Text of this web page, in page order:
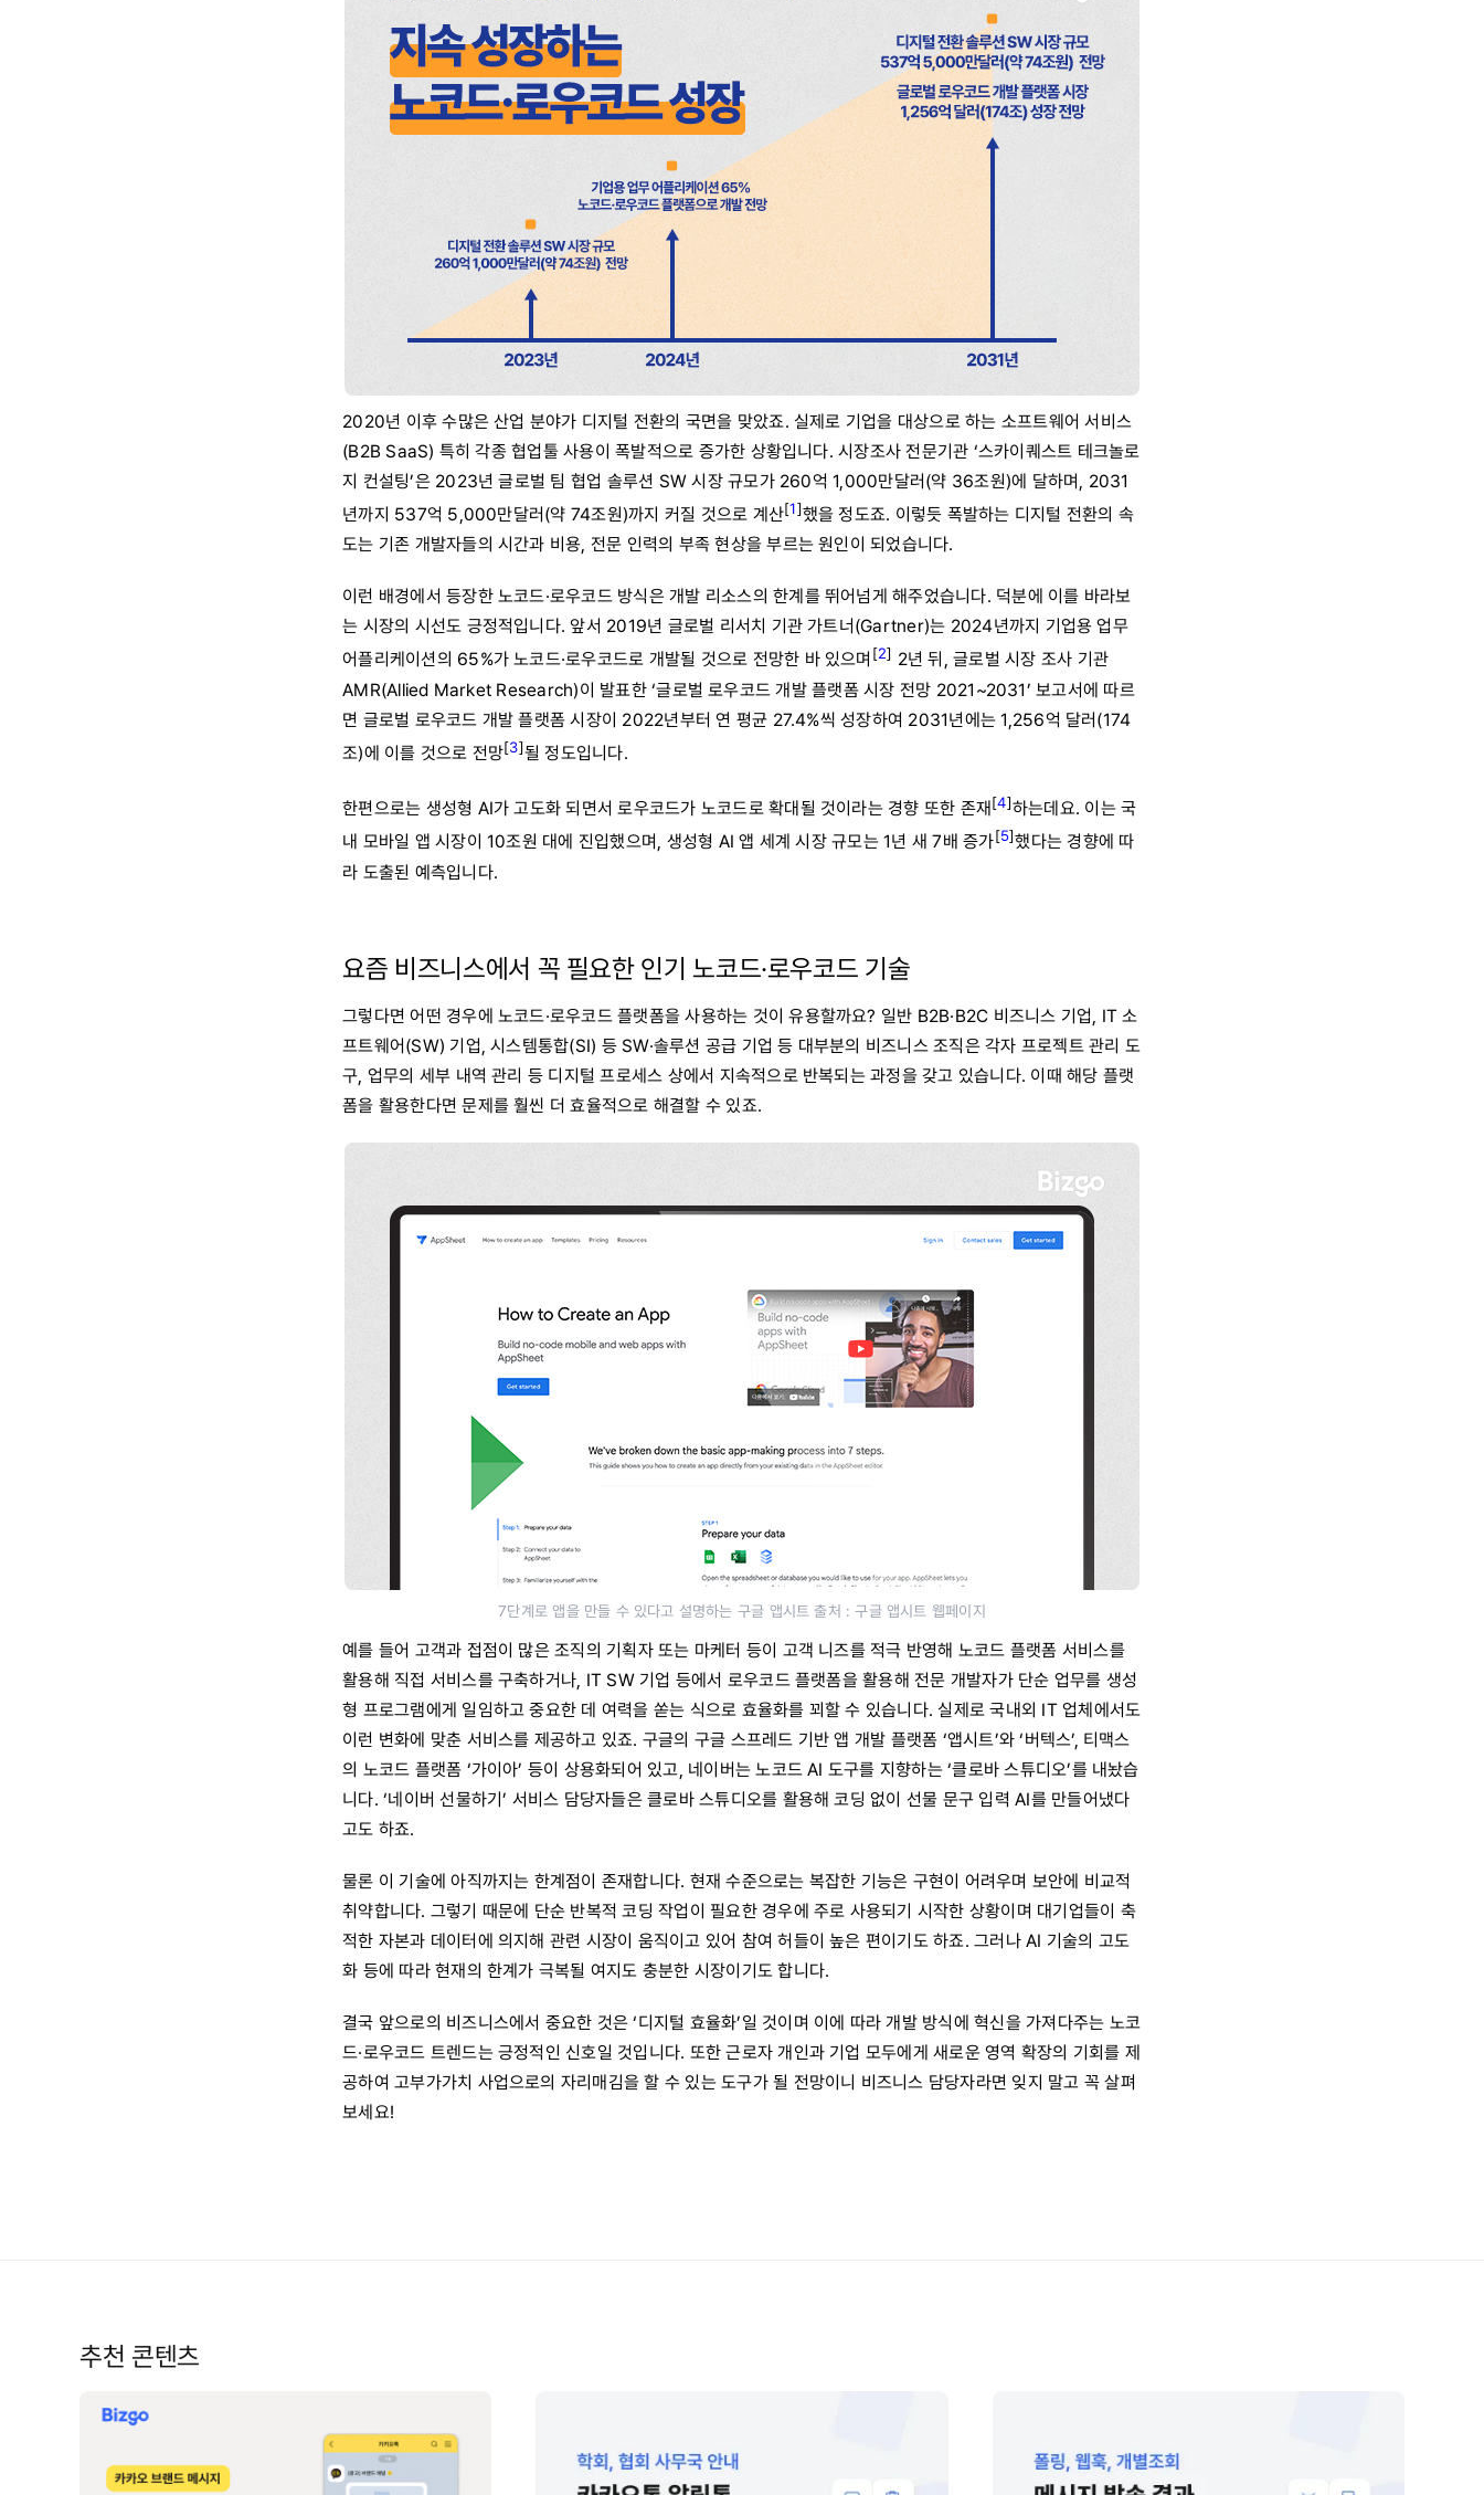
2020년 이후 수많은 산업 분야가 디지털 전환의 국면을 맞았죠. 실제로 기업을 대상으로 하는 소프트웨어 서비스
(B2B SaaS) 특히 각종 협업툴 사용이 폭발적으로 증가한 상황입니다. 시장조사 전문기관 ‘스카이퀘스트 테크놀로
지 컨설팅’은 2023년 글로벌 팀 협업 솔루션 SW 시장 규모가 260억 1,000만달러(약 36조원)에 달하며, 2031
년까지 537억 5,000만달러(약 74조원)까지 커질 것으로 계산[1]했을 정도죠. 이렇듯 폭발하는 디지털 전환의 속
도는 기존 개발자들의 시간과 비용, 전문 인력의 부족 현상을 부르는 원인이 되었습니다.
이런 배경에서 등장한 노코드·로우코드 방식은 개발 리소스의 한계를 뛰어넘게 해주었습니다. 덕분에 이를 바라보
는 시장의 시선도 긍정적입니다. 앞서 2019년 글로벌 리서치 기관 가트너(Gartner)는 2024년까지 기업용 업무
어플리케이션의 65%가 노코드·로우코드로 개발될 것으로 전망한 바 있으며 [2] 2년 뒤, 글로벌 시장 조사 기관
AMR(Allied Market Research)이 발표한 ‘글로벌 로우코드 개발 플랫폼 시장 전망 2021~2031’ 보고서에 따르
면 글로벌 로우코드 개발 플랫폼 시장이 2022년부터 연 평균 27.4%씩 성장하여 2031년에는 1,256억 달러(174
조)에 이를 것으로 전망[3]될 정도입니다.
한편으로는 생성형 AI가 고도화 되면서 로우코드가 노코드로 확대될 것이라는 경향 또한 존재[4]하는데요. 이는 국
내 모바일 앱 시장이 10조원 대에 진입했으며, 생성형 AI 앱 세계 시장 규모는 1년 새 7배 증가[5]했다는 경향에 따
라 도출된 예측입니다.
요즘 비즈니스에서 꼭 필요한 인기 노코드·로우코드 기술
그렇다면 어떤 경우에 노코드·로우코드 플랫폼을 사용하는 것이 유용할까요? 일반 B2B·B2C 비즈니스 기업, IT 소
프트웨어(SW) 기업, 시스템통합(SI) 등 SW·솔루션 공급 기업 등 대부분의 비즈니스 조직은 각자 프로젝트 관리 도
구, 업무의 세부 내역 관리 등 디지털 프로세스 상에서 지속적으로 반복되는 과정을 갖고 있습니다. 이때 해당 플랫
폼을 활용한다면 문제를 훨씬 더 효율적으로 해결할 수 있죠.
7단계로 앱을 만들 수 있다고 설명하는 구글 앱시트 출처 : 구글 앱시트 웹페이지
예를 들어 고객과 접점이 많은 조직의 기획자 또는 마케터 등이 고객 니즈를 적극 반영해 노코드 플랫폼 서비스를
활용해 직접 서비스를 구축하거나, IT SW 기업 등에서 로우코드 플랫폼을 활용해 전문 개발자가 단순 업무를 생성
형 프로그램에게 일임하고 중요한 데 여력을 쏟는 식으로 효율화를 꾀할 수 있습니다. 실제로 국내외 IT 업체에서도
이런 변화에 맞춘 서비스를 제공하고 있죠. 구글의 구글 스프레드 기반 앱 개발 플랫폼 ‘앱시트’와 ‘버텍스’, 티맥스
의 노코드 플랫폼 ‘가이아’ 등이 상용화되어 있고, 네이버는 노코드 AI 도구를 지향하는 ‘클로바 스튜디오’를 내놨습
니다. ‘네이버 선물하기’ 서비스 담당자들은 클로바 스튜디오를 활용해 코딩 없이 선물 문구 입력 AI를 만들어냈다
고도 하죠.
물론 이 기술에 아직까지는 한계점이 존재합니다. 현재 수준으로는 복잡한 기능은 구현이 어려우며 보안에 비교적
취약합니다. 그렇기 때문에 단순 반복적 코딩 작업이 필요한 경우에 주로 사용되기 시작한 상황이며 대기업들이 축
적한 자본과 데이터에 의지해 관련 시장이 움직이고 있어 참여 허들이 높은 편이기도 하죠. 그러나 AI 기술의 고도
화 등에 따라 현재의 한계가 극복될 여지도 충분한 시장이기도 합니다.
결국 앞으로의 비즈니스에서 중요한 것은 ‘디지털 효율화’일 것이며 이에 따라 개발 방식에 혁신을 가져다주는 노코
드·로우코드 트렌드는 긍정적인 신호일 것입니다. 또한 근로자 개인과 기업 모두에게 새로운 영역 확장의 기회를 제
공하여 고부가가치 사업으로의 자리매김을 할 수 있는 도구가 될 전망이니 비즈니스 담당자라면 잊지 말고 꼭 살펴
보세요!
추천 콘텐츠